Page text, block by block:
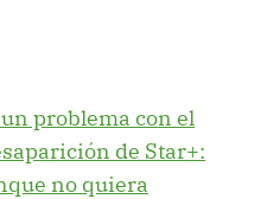
problema con el
de Star+:
no quiera